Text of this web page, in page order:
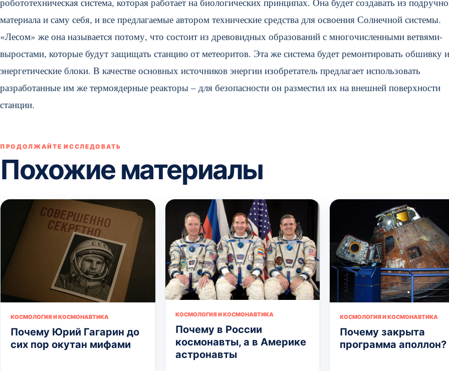
материала и саму себя, и все предлагаемые автором технические средства для освоения Солнечной системы.
«Лесом» же она называется потому, что состоит из древовидных образований с многочисленными ветвями-
выростами, которые будут защищать станцию от метеоритов. Эта же система будет ремонтировать обшивку и
энергетические блоки. В качестве основных источников энергии изобретатель предлагает использовать
разработанные им же термоядерные реакторы – для безопасности он разместил их на внешней поверхности
станции.
ПРОДОЛЖАЙТЕ ИССЛЕДОВАТЬ
Похожие материалы
КОСМОЛОГИЯ И КОСМОНАВТИКА
Почему Юрий Гагарин до
сих пор окутан мифами
КОСМОЛОГИЯ И КОСМОНАВТИКА
Почему в России
космонавты, а в Америке
астронавты
КОСМОЛОГИЯ И КОСМОНАВТИКА
Почему закрыта
программа аполлон?